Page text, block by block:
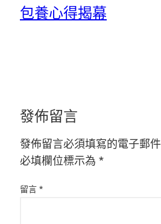
包養心得揭幕
發佈留言
發佈留言必須填寫的電子郵
必填欄位標示為 *
留言 *